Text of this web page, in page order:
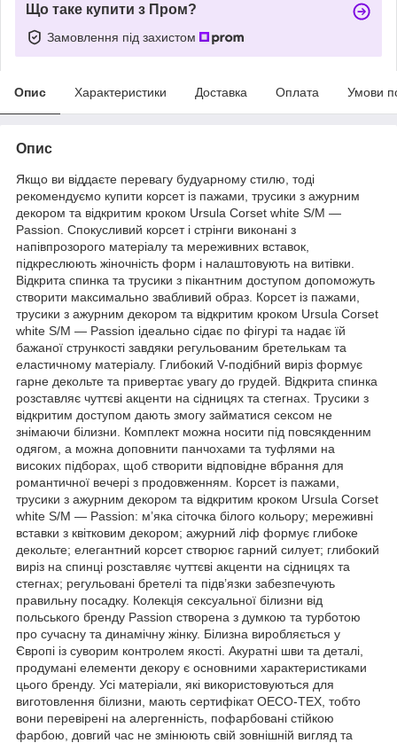
Що таке купити з Пром?
Замовлення під захистом
Опис Характеристики Доставка Оплата Умови
Опис
Якщо ви віддаєте перевагу будуарному стилю, тоді
рекомендуємо купити корсет із пажами, трусики з ажурним
декором та відкритим кроком Ursula Corset white S/M —
Passion. Спокусливий корсет і стрінги виконані з
напівпрозорого матеріалу та мереживних вставок,
підкреслюють жіночність форм і налаштовують на витівки.
Відкрита спинка та трусики з пікантним доступом допоможуть
створити максимально звабливий образ. Корсет із пажами,
трусики з ажурним декором та відкритим кроком Ursula Corset
white S/M — Passion ідеально сідає по фігурі та надає їй
бажаної стрункості завдяки регульованим бретелькам та
еластичному матеріалу. Глибокий V-подібний виріз формує
гарне декольте та привертає увагу до грудей. Відкрита спинка
розставляє чуттєві акценти на сідницях та стегнах. Трусики з
відкритим доступом дають змогу займатися сексом не
знімаючи білизни. Комплект можна носити під повсякденним
одягом, а можна доповнити панчохами та туфлями на
високих підборах, щоб створити відповідне вбрання для
романтичної вечері з продовженням. Корсет із пажами,
трусики з ажурним декором та відкритим кроком Ursula Corset
white S/M — Passion: м’яка сіточка білого кольору; мереживні
вставки з квітковим декором; ажурний ліф формує глибоке
декольте; елегантний корсет створює гарний силует; глибокий
виріз на спинці розставляє чуттєві акценти на сідницях та
стегнах; регульовані бретелі та підв’язки забезпечують
правильну посадку. Колекція сексуальної білизни від
польського бренду Passion створена з думкою та турботою
про сучасну та динамічну жінку. Білизна виробляється у
Європі із суворим контролем якості. Акуратні шви та деталі,
продумані елементи декору є основними характеристиками
цього бренду. Усі матеріали, які використовуються для
виготовлення білизни, мають сертифікат OECO-TEX, тобто
вони перевірені на алергенність, пофарбовані стійкою
фарбою, довгий час не змінюють свій зовнішній вигляд та